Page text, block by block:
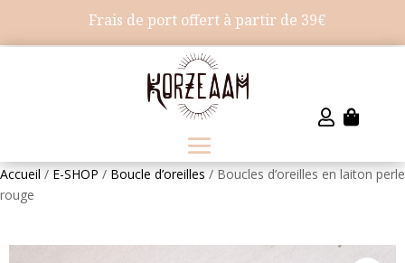
Frais de port offert à partir de 39€
 
Accueil / E-SHOP / Boucle d’oreilles / Boucles d’oreilles en laiton perle
rouge